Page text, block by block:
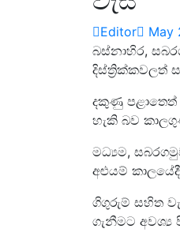
Editor
May
බස්නාහිර,
දිස්ත්‍රික්කවලත්
දකුණු පළාතෙත්
හැකි බව
මධ්‍යම,
අළුයම්
ගිගුරුම් සහිත
ගැනීමට අවශ්‍ය